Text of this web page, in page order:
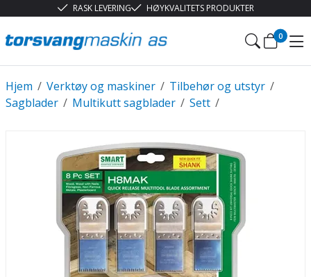
RASK LEVERING HØYKVALITETS PRODUKTER
0
/
Hjem /
Verktøy og maskiner /
Tilbehør og utstyr
/
Sagblader /
Multikutt sagblader /
Sett